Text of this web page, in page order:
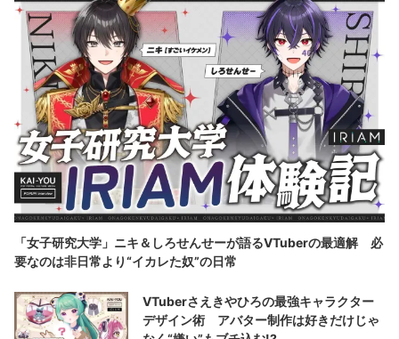
「女子研究大学」ニキ＆しろせんせーが語るVTuberの最適解 必
要なのは非日常より“イカレた奴”の日常
VTuberさえきやひろの最強キャラクター
デザイン術 アバター制作は好きだけじゃ